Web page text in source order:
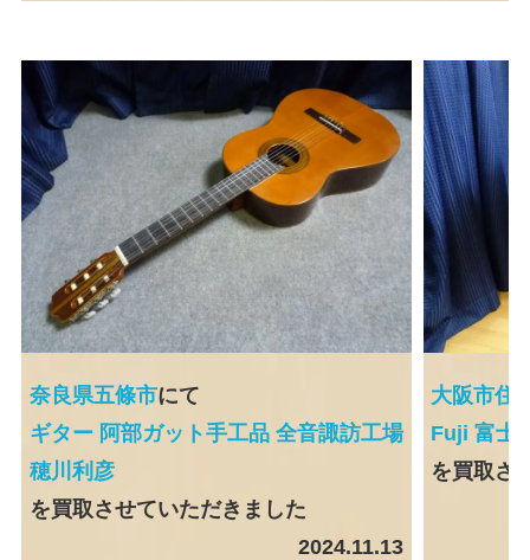
奈良県五條市にて
ギター 阿部ガット手工品 全音諏訪工場
穂川利彦
を買取させていただきました
2024.11.13
大阪市住
Fuji 富士
を買取さ